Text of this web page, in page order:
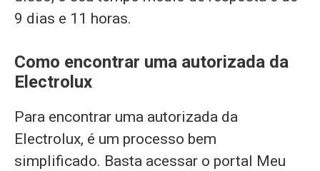
9 dias e 11 horas.
Como encontrar uma autorizada da
Electrolux
Para encontrar uma autorizada da
Electrolux, é um processo bem
simplificado. Basta acessar o portal Meu